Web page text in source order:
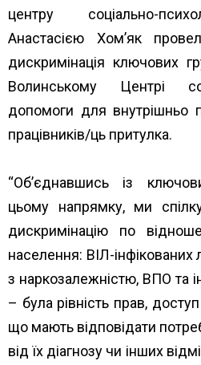
центру соціально-
Анастасією Хом’як
дискримінація ключових
Волинському Центрі
допомоги для внутрішньо
працівників/ць притулка.
“Об’єднавшись із
цьому напрямку, ми
дискримінацію по
населення: ВІЛ-інфікованих
з наркозалежністю, ВПО та
– була рівність прав,
що мають відповідати
від їх діагнозу чи інших